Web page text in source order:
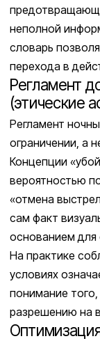
неполной
словарь
перехода в
Регламент
(этические
Регламент
ограничении, а
Концепции
вероятностью
«отмена
сам факт
основанием для
На практике
условиях
понимание
разрешению на